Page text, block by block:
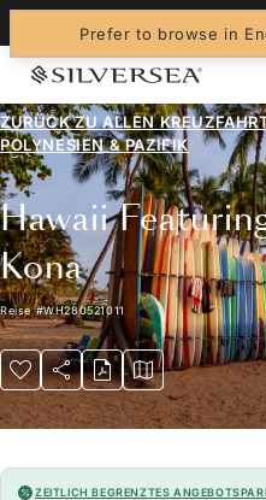
Prefer to browse in
ZURÜCK ZU ALLEN
POLYNESIEN & PAZIFIK
Hawaii
Kona
Reise#WH280521011
ZEITLICH BEGRENZTES ANGEBOT